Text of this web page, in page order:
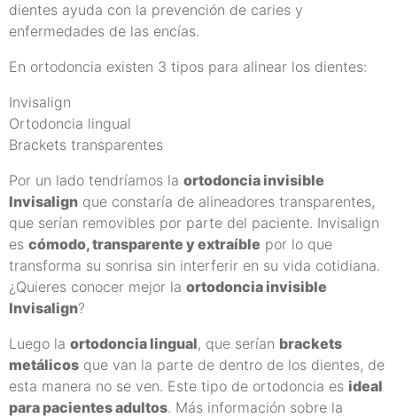
dientes ayuda con la prevención de caries y
enfermedades de las encías.
En ortodoncia existen 3 tipos para alinear los dientes:
Invisalign
Ortodoncia lingual
Brackets transparentes
Por un lado tendríamos la ortodoncia invisible
Invisalign que constaría de alineadores transparentes,
que serían removibles por parte del paciente. Invisalign
es cómodo, transparente y extraíble por lo que
transforma su sonrisa sin interferir en su vida cotidiana.
¿Quieres conocer mejor la ortodoncia invisible
Invisalign?
Luego la ortodoncia lingual, que serían brackets
metálicos que van la parte de dentro de los dientes, de
esta manera no se ven. Este tipo de ortodoncia es ideal
para pacientes adultos. Más información sobre la